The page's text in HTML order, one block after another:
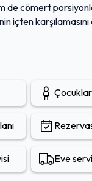
de cömert
içten
ve şeffaf olması,
deneyimi sunar.
Eve